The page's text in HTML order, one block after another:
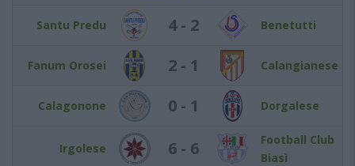
Santu Predu 4 - 2 Benetutti
Fanum Orosei 2 - 1 Calangianese
Calagonone 0 - 1 Dorgalese
Irgolese 6 - 6
Football Club
Biasì